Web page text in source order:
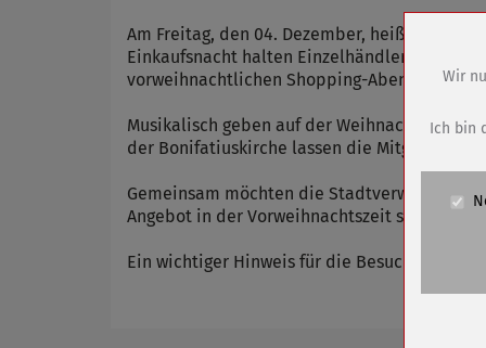
Am Freitag, den 04. Dezember, heißt es in
Einkaufsnacht halten Einzelhändler,
vorweihnachtlichen Shopping-Abend auf
Musikalisch geben auf der Weihnachtsmeile
der Bonifatiuskirche lassen die Mitglieder
Gemeinsam möchten die Stadtverwaltung,
Angebot in der Vorweihnachtszeit sorgen.
Ein wichtiger Hinweis für die Besucher der
Anbieter
Cookie
Cookie
Wir
Ich bin